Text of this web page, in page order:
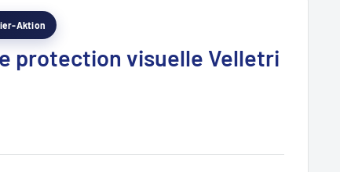
Aktion
protection visuelle Velletri